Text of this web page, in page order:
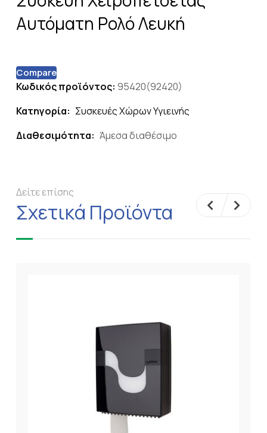
Αυτόματη Ρολό Λευκή
Compare
Κωδικός προϊόντος: 95420(92420)
Κατηγορία: Συσκευές Χώρων Υγιεινής
Διαθεσιμότητα: Άμεσα διαθέσιμο
Δείτε επίσης
Σχετικά Προϊόντα